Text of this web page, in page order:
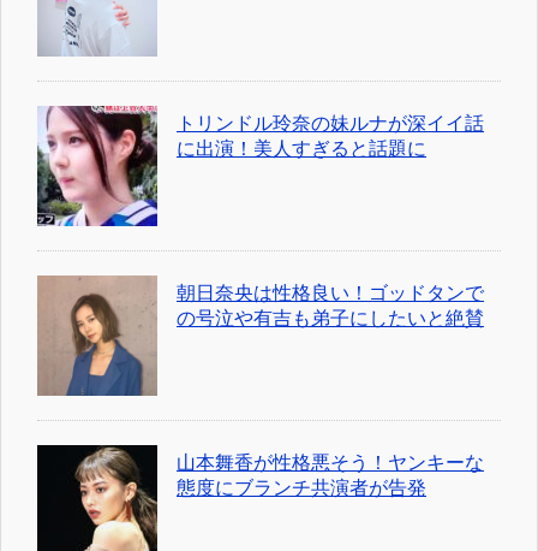
トリンドル玲奈の妹ルナが深イイ話
に出演！美人すぎると話題に
朝日奈央は性格良い！ゴッドタンで
の号泣や有吉も弟子にしたいと絶賛
山本舞香が性格悪そう！ヤンキーな
態度にブランチ共演者が告発